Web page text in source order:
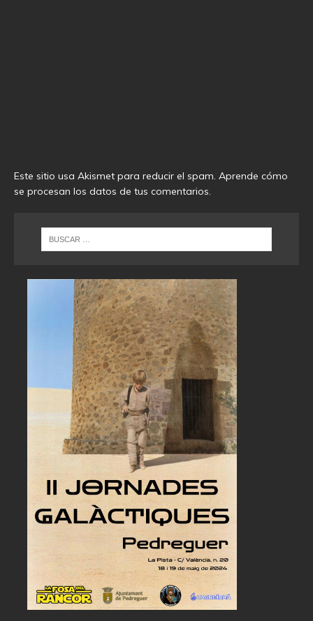
Este sitio usa Akismet para reducir el spam. Aprende cómo
se procesan los datos de tus comentarios.